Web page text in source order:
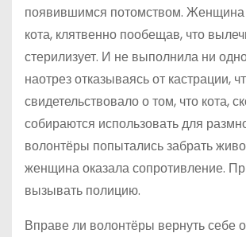
появившимся потомством. Женщина
кота, клятвенно пообещав, что
стерилизует. И не выполнила ни
наотрез отказываясь от кастрации,
свидетельствовало о том, что кота,
собираются использовать для
волонтёры попытались забрать
женщина оказала сопротивление.
вызывать полицию.
Вправе ли волонтёры вернуть себе